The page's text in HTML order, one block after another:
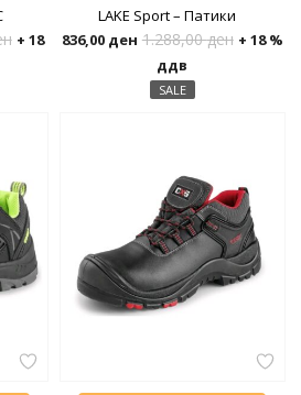
+ 18
LAKE Sport – Патики
836,00 ден 1.288,00ден + 18 %
ддв
SALE